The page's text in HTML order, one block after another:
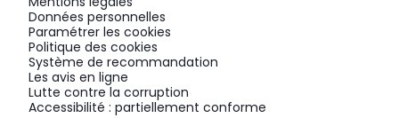
Données personnelles
Paramétrer les cookies
Politique des cookies
Système de recommandation
Les avis en ligne
Lutte contre la corruption
Accessibilité : partiellement conforme